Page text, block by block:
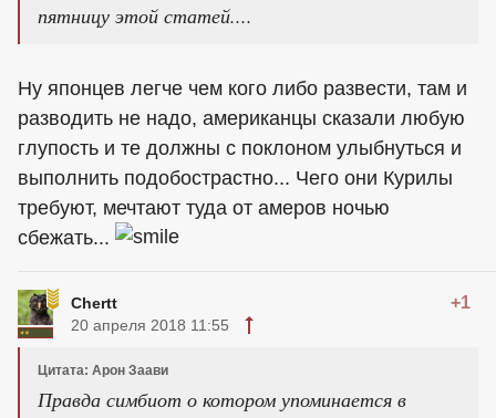
пятницу этой статей....
Ну японцев легче чем кого либо развести, там и
разводить не надо, американцы сказали любую
глупость и те должны с поклоном улыбнуться и
выполнить подобострастно... Чего они Курилы
требуют, мечтают туда от амеров ночью
сбежать...
Chertt +1
20 апреля 2018 11:55
Цитата: Арон Заави
Правда симбиот о котором упоминается в